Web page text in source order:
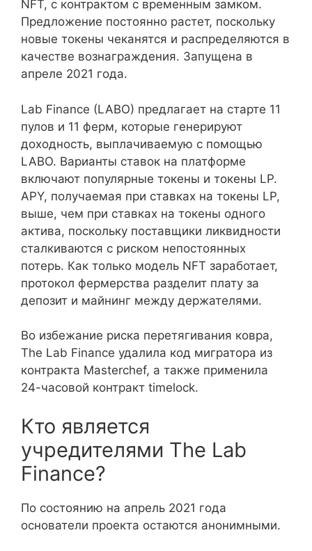
NFT, с контрактом с временным замком.
Предложение постоянно растет, поскольку
новые токены чеканятся и распределяются в
качестве вознаграждения. Запущена в
апреле 2021 года.
Lab Finance (LABO) предлагает на старте 11
пулов и 11 ферм, которые генерируют
доходность, выплачиваемую с помощью
LABO. Варианты ставок на платформе
включают популярные токены и токены LP.
APY, получаемая при ставках на токены LP,
выше, чем при ставках на токены одного
актива, поскольку поставщики ликвидности
сталкиваются с риском непостоянных
потерь. Как только модель NFT заработает,
протокол фермерства разделит плату за
депозит и майнинг между держателями.
Во избежание риска перетягивания ковра,
The Lab Finance удалила код мигратора из
контракта Masterchef, а также применила
24-часовой контракт timelock.
Кто является
учредителями The Lab
Finance?
По состоянию на апрель 2021 года
основатели проекта остаются анонимными.